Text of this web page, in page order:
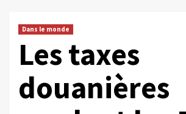
Dans le monde
Les taxes
douanières